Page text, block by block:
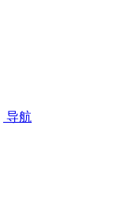
导航